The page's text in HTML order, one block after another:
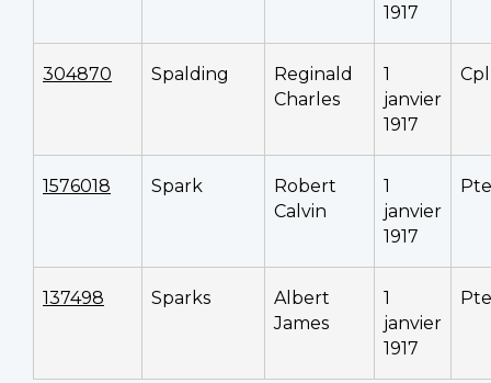
1917
304870 Spalding
Reginald
Charles
1
janvier
1917
Cpl
1576018 Spark
Robert
Calvin
1
janvier
1917
Pte
137498 Sparks
Albert
James
1
janvier
1917
Pte